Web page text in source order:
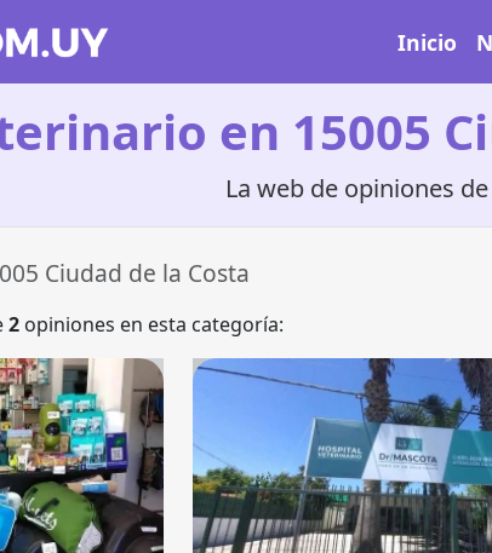
Inicio
en 15005
La web de opiniones
Ciudad de la Costa
2 opiniones en esta categoría: